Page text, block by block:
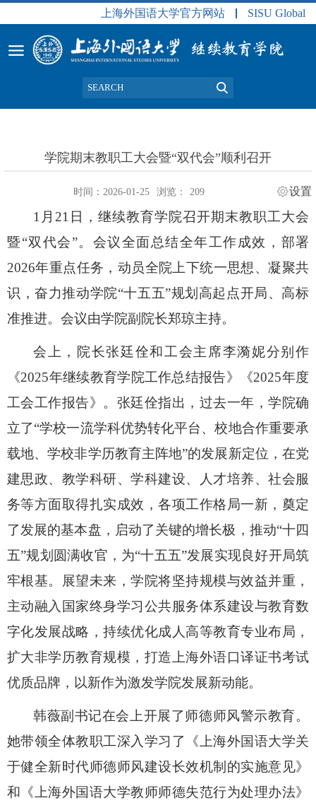
上海外国语大学官方网站 SISU Global
学院期末教职工大会暨“双代会”顺利召开
时间：2026-01-25 浏览： 209 设置
1月21日，继续教育学院召开期末教职工大会
暨“双代会”。 会议全面总结全年工作成效，部署
2026年重点任务，动员全院上下统一思想、凝聚共
识，奋力推动学院“十五五”规划高起点开局、高标
准推进。 会议由学院副院长郑琼主持。
会上，院长张廷佺和工会主席李漪妮分别作
《2025年继续教育学院工作总结报告》《2025年度
工会工作报告》。张廷佺指出，过去一年，学院确
立了“学校一流学科优势转化平台、校地合作重要承
载地、学校非学历教育主阵地”的发展新定位，在党
建思政、教学科研、学科建设、人才培养、社会服
务等方面取得扎实成效，各项工作格局一新，奠定
了发展的基本盘，启动了关键的增长极，推动“十四
五”规划圆满收官，为“十五五”发展实现良好开局筑
牢根基。展望未来，学院将坚持规模与效益并重，
主动融入国家终身学习公共服务体系建设与教育数
字化发展战略，持续优化成人高等教育专业布局，
扩大非学历教育规模，打造上海外语口译证书考试
优质品牌，以新作为激发学院发展新动能。
韩薇副书记在会上开展了师德师风警示教育。
她带领全体教职工深入学习了《上海外国语大学关
于健全新时代师德师风建设长效机制的实施意见》
和《上海外国语大学教师师德失范行为处理办法》